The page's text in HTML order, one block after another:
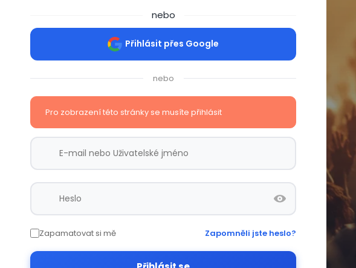
nebo
Přihlásit přes Google
nebo
Pro zobrazení této stránky se musíte přihlásit
Zapamatovat si mě Zapomněli jste heslo?